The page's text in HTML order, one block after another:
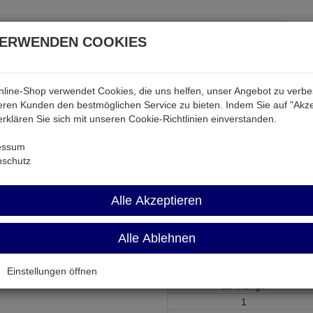
& Akkus Audio & Video Strom Tab &
HC688-SMD
1
COOKIES
Shop verwendet Cookies, die uns helfen, unser Angebot zu
Kunden den bestmöglichen Service zu bieten. Indem Sie auf
Sie sich mit unseren Cookie-Richtlinien einverstanden.
Alle Akzeptieren
Alle Ablehnen
Einstellungen öffnen